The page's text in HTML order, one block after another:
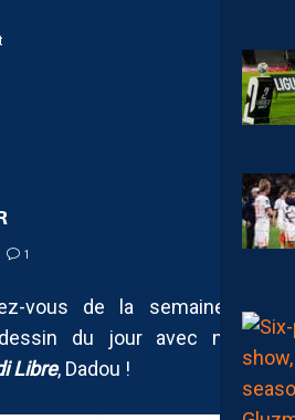
1
vous de la semaine, le
du jour avec notre
Libre, Dadou !